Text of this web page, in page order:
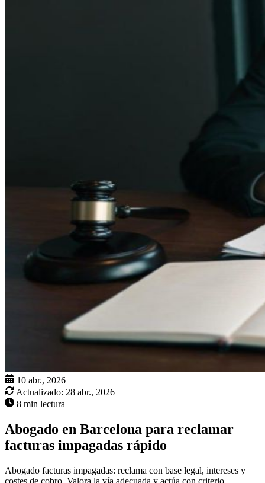
10 abr., 2026
Actualizado: 28 abr., 2026
8 min lectura
Abogado en Barcelona para reclamar
facturas impagadas rápido
Abogado facturas impagadas: reclama con base legal, intereses y